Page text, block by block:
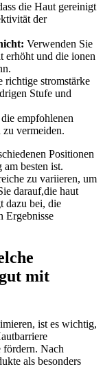
die Haut gereinigt
der
Verwenden Sie
erhöht und die ionen
richtige‍ stromstärke
Stufe und
empfohlenen
vermeiden.
Positionen
besten ist.
zu variieren, um
darauf,die haut
dazu bei, die⁤
Ergebnisse⁢
mit
ist es wichtig,
fördern. Nach
als besonders